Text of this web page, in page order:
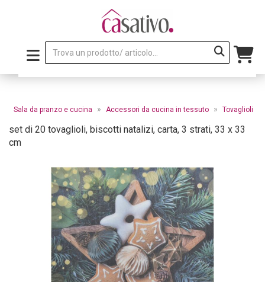
Sala da pranzo e cucina » Accessori da cucina in tessuto » Tovaglioli
set di 20 tovaglioli, biscotti natalizi, carta, 3 strati, 33 x 33
cm